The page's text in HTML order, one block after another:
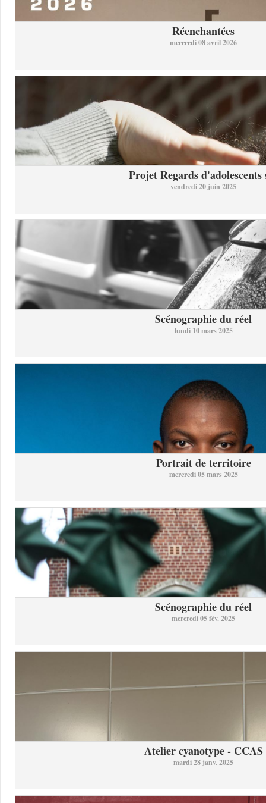
Réenchantées
mercredi 08 avril 2026
Projet Regards d'adolescents
vendredi 20 juin 2025
Scénographie du réel
lundi 10 mars 2025
Portrait de territoire
mercredi 05 mars 2025
Scénographie du réel
mercredi 05 fév. 2025
Atelier cyanotype - CCAS
mardi 28 janv. 2025